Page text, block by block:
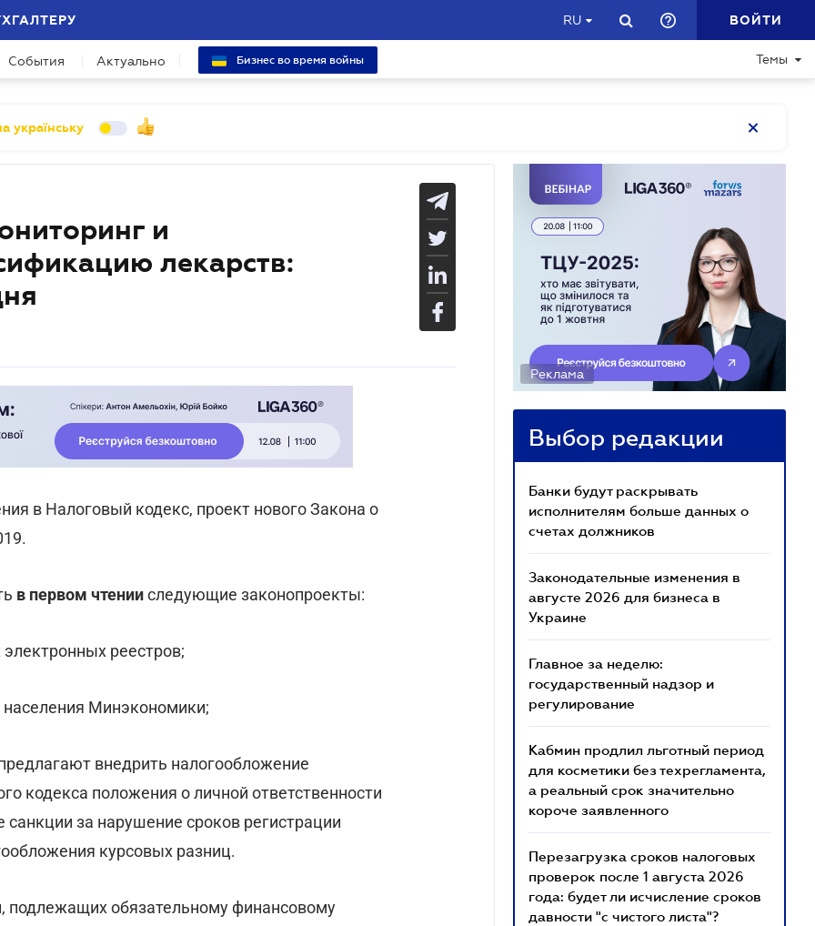
RU ВОЙТИ
События Актуально Бизнес во время войны Темы
українську
и
лекарств:
в Налоговый кодекс, проект нового Закона о
в первом чтенииследующие законопроекты:
реестров;
населения Минэкономики;
внедрить налогообложение
кодекса положения о личной ответственности
за нарушение сроков регистрации
курсовых разниц.
обязательному финансовому
Реклама
Выбор редакции
Банки будут раскрывать
исполнителям больше данных о
счетах должников
Законодательные изменения в
августе 2026 для бизнеса в
Украине
Главное за неделю:
государственный надзор и
регулирование
Кабмин продлил льготный период
для косметики без техрегламента,
а реальный срок значительно
короче заявленного
Перезагрузка сроков налоговых
проверок после 1 августа 2026
года: будет ли исчисление сроков
давности "с чистого листа"?